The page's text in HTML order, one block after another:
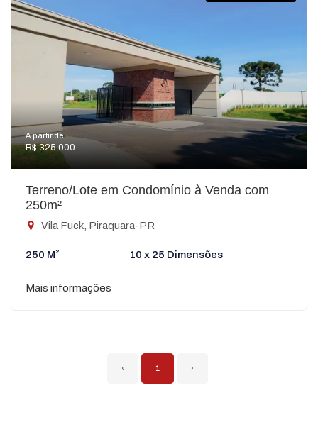
A partir de:
R$ 325.000
Terreno/Lote em Condomínio à Venda com
250m²
Vila Fuck, Piraquara-PR
250 M² 10 x 25 Dimensões
Mais informações
‹ 1 ›